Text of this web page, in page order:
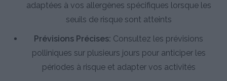
adaptées à vos allergènes spécifiques lorsque les
seuils de risque sont atteints
Prévisions Précises: Consultez les prévisions
polliniques sur plusieurs jours pour anticiper les
périodes à risque et adapter vos activités